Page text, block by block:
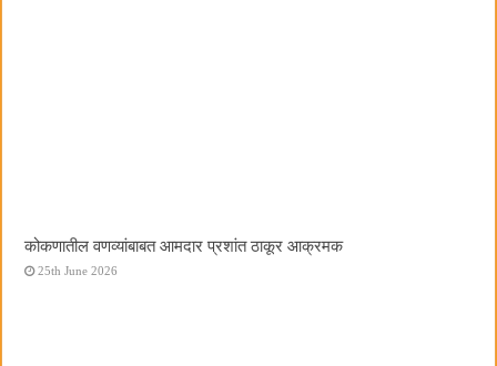
कोकणातील वणव्यांबाबत आमदार प्रशांत ठाकूर आक्रमक
25th June 2026